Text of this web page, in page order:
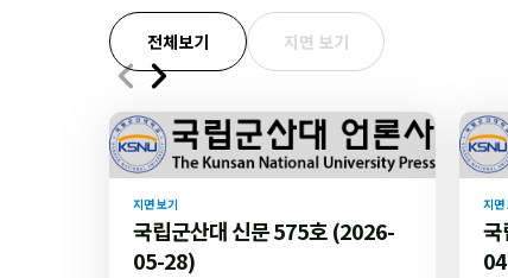
전체보기 지면 보기
지면 보기
국립군산대 신문 575호 (2026-
05-28)
지면